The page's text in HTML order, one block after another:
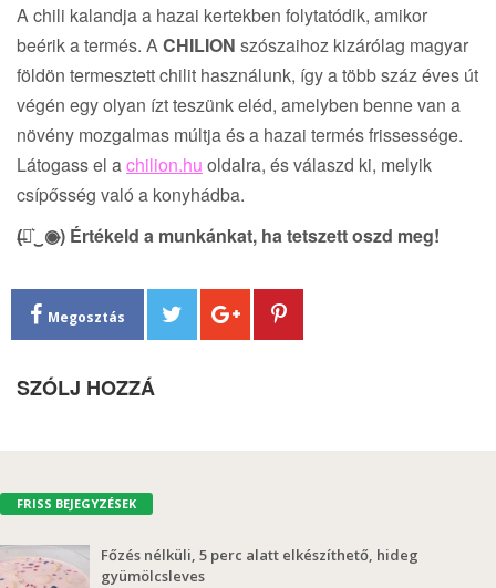
A chili kalandja a hazai kertekben folytatódik, amikor
beérik a termés. ACHILION szószaihoz kizárólag magyar
földön termesztett chilit használunk, így a több száz éves út
végén egy olyan ízt teszünk eléd, amelyben benne van a
növény mozgalmas múltja és a hazai termés frissessége.
Látogass el achilion.hu oldalra, és válaszd ki, melyik
csípősség való a konyhádba.
(̶◉͛‿◉̶) Értékeld a munkánkat, ha tetszett oszd meg!
Megosztás
SZÓLJ HOZZÁ
FRISS BEJEGYZÉSEK
Főzés nélküli, 5 perc alatt elkészíthető, hideg
gyümölcsleves